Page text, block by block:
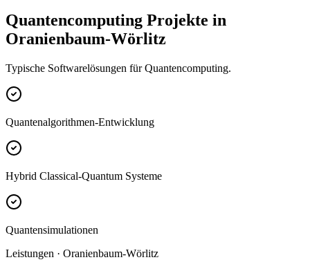
Quantencomputing Projekte in
Oranienbaum-Wörlitz
Typische Softwarelösungen für Quantencomputing.
Quantenalgorithmen-Entwicklung
Hybrid Classical-Quantum Systeme
Quantensimulationen
Leistungen · Oranienbaum-Wörlitz